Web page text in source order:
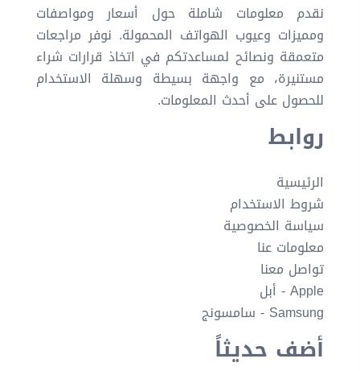
نقدم معلومات شاملة حول أسعار ومواصفات
ومميزات وعيوب الهواتف المحمولة. نوفر مراجعات
متعمقة ونصائح لمساعدتكم في اتخاذ قرارات شراء
مستنيرة، مع واجهة بسيطة وسهلة الاستخدام
للحصول على أحدث المعلومات.
روابط
الرئيسية
شروط الاستخدام
سياسة الخصوصية
معلومات عنا
تواصل معنا
Apple - أبل
Samsung - سامسونج
أضف حديثاً